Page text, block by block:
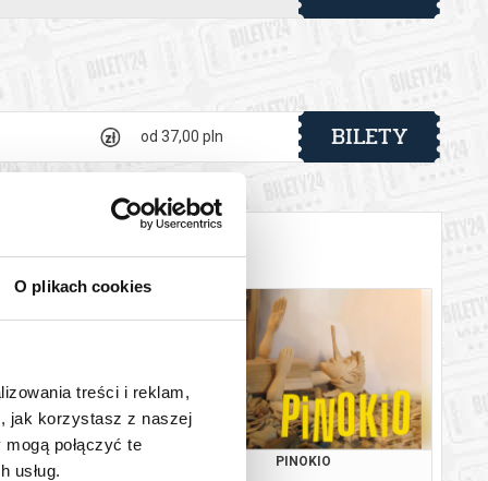
O plikach cookies
treści i reklam,
jak korzystasz z naszej
połączyć te
usług.
od 37,00 pln BILETY
PINOKIO